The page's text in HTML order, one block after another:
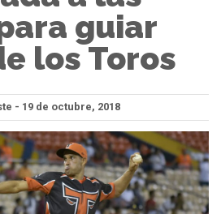
guiar
los Toros
- 19 de octubre, 2018